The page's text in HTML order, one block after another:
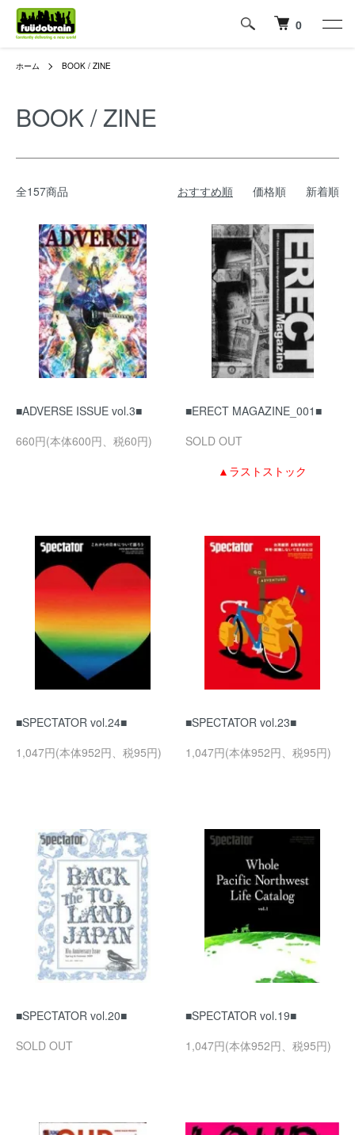
0
ホーム BOOK / ZINE
BOOK / ZINE
全157商品 おすすめ順 価格順 新着順
■ADVERSE ISSUE vol.3■
660円(本体600円、税60円)
■ERECT MAGAZINE_001■
SOLD OUT
▲ラストストック
■SPECTATOR vol.24■
1,047円(本体952円、税95円)
■SPECTATOR vol.23■
1,047円(本体952円、税95円)
■SPECTATOR vol.20■
SOLD OUT
■SPECTATOR vol.19■
1,047円(本体952円、税95円)